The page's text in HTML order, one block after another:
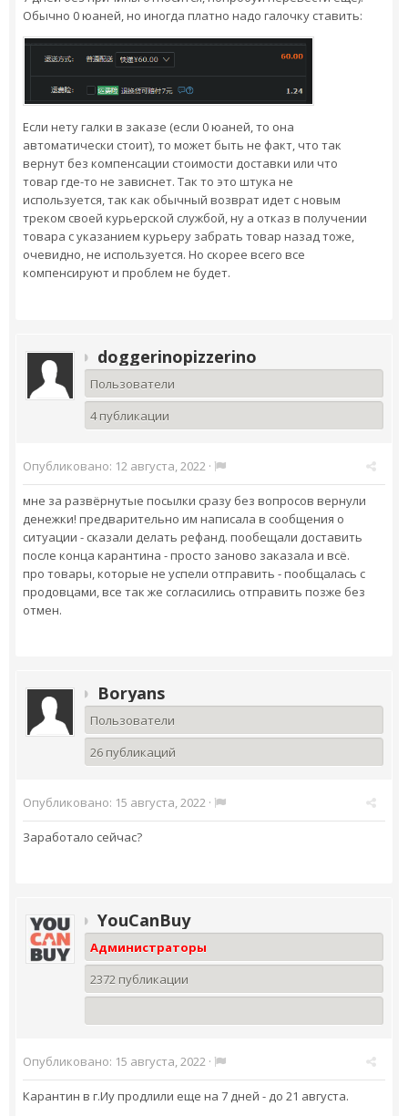
Обычно 0 юаней, но иногда платно надо галочку ставить:
Если нету галки в заказе (если 0 юаней, то она
автоматически стоит), то может быть не факт, что так
вернут без компенсации стоимости доставки или что
товар где-то не зависнет. Так то это штука не
используется, так как обычный возврат идет с новым
треком своей курьерской службой, ну а отказ в получении
товара с указанием курьеру забрать товар назад тоже,
очевидно, не используется. Но скорее всего все
компенсируют и проблем не будет.
doggerinopizzerino
Пользователи
4 публикации
Опубликовано: 12 августа, 2022 ·
мне за развёрнутые посылки сразу без вопросов вернули
денежки! предварительно им написала в сообщения о
ситуации - сказали делать рефанд. пообещали доставить
после конца карантина - просто заново заказала и всё.
про товары, которые не успели отправить - пообщалась с
продовцами, все так же согласились отправить позже без
отмен.
Boryans
Пользователи
26 публикаций
Опубликовано: 15 августа, 2022 ·
Заработало сейчас?
YouCanBuy
Администраторы
2372 публикации
Опубликовано: 15 августа, 2022 ·
Карантин в г.Иу продлили еще на 7 дней - до 21 августа.